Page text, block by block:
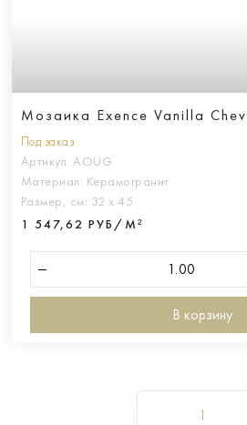
Мозаика Exence Vanilla
Под заказ
Артикул: AOUG
Материал: Керамогранит
Размер, см: 32 х 45
1 547,62 РУБ/М²
В корзину
1